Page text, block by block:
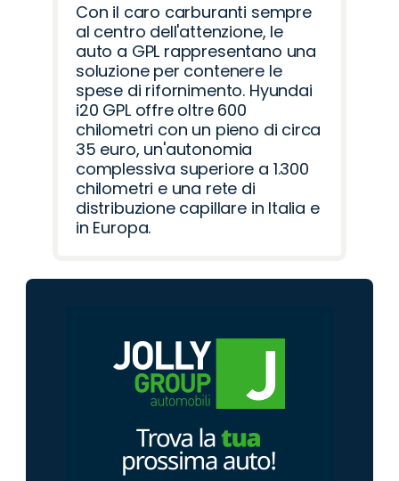
Con il caro carburanti sempre
al centro dell'attenzione, le
auto a GPL rappresentano una
soluzione per contenere le
spese di rifornimento. Hyundai
i20 GPL offre oltre 600
chilometri con un pieno di circa
35 euro, un'autonomia
complessiva superiore a 1.300
chilometri e una rete di
distribuzione capillare in Italia e
in Europa.